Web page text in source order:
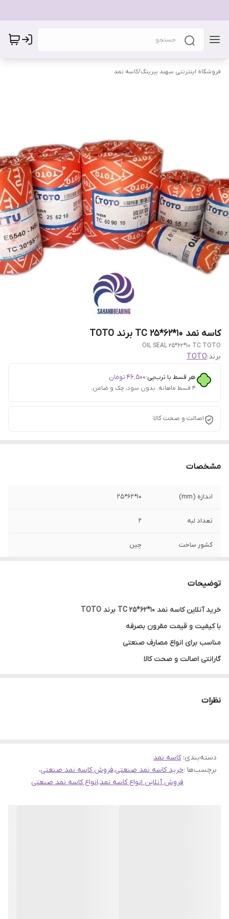
فروشگاه اینترنتی سهند بیرینگ/کاسه نمد
کاسه نمد 10*62*25 TC برند TOTO
OIL SEAL 25*62*10 TC TOTO
برند:TOTO
هر قسط با ترب‌پی:۴۶٬۵۰۰ تومان
۴ قسط ماهانه. بدون سود، چک و ضامن.
اصالت و صحت کالا
مشخصات
اندازه (mm) 10*62*25
تعداد لبه 2
کشور ساخت چین
توضیحات
خرید آنلاین کاسه نمد 10*62*25 TC برند TOTO
با کیفیت و قیمت مقرون بصرفه
مناسب برای انواع مصارف صنعتی
گارانتی اصالت و صحت کالا
نظرات
دسته‌بندی:کاسه نمد
برچسب‌ها :خرید کاسه نمد صنعتی،فروش کاسه نمد صنعتی،
فروش آنلاین انواع کاسه نمد،انواع کاسه نمد صنعتی